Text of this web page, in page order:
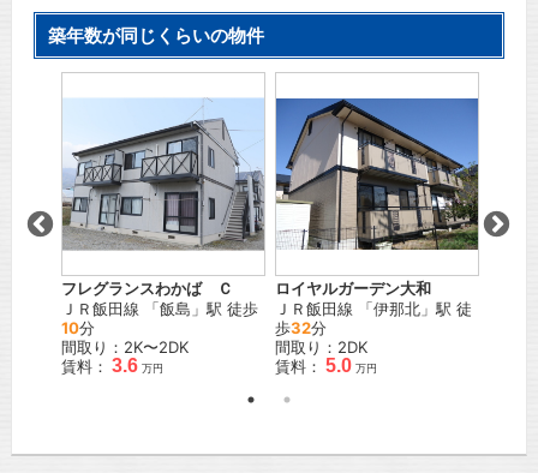
築年数が同じくらいの物件
フレグランスわかば Ｃ
ＪＲ飯田線 「飯島 」駅 徒歩
10分
間取り：2K〜2DK
賃料： 3.6 万円
ロイヤルガーデン大和
ＪＲ飯田線 「伊那北 」駅 徒
歩32分
間取り：2DK
賃料： 5.0 万円